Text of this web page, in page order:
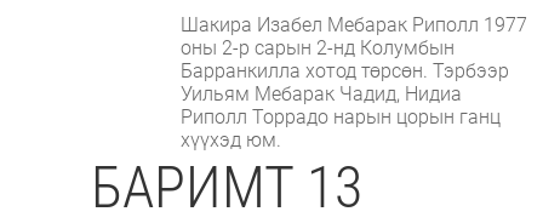
Шакира Изабел Мебарак Риполл 1977
оны 2-р сарын 2-нд Колумбын
Барранкилла хотод төрсөн. Тэрбээр
Уильям Мебарак Чадид, Нидиа
Риполл Торрадо нарын цорын ганц
хүүхэд юм.
БАРИМТ 13